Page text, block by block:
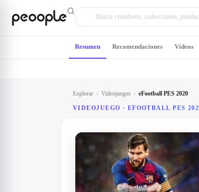
Explorar › Videojuegos › eFootball PES 2020
VIDEOJUEGO · EFOOTBALL PES
Resumen Recomendaciones Vídeos